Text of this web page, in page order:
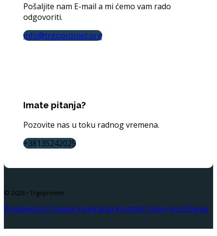
Pošaljite nam E-mail a mi ćemo vam rado
odgovoriti.
info@trgopromet.org
Imate pitanja?
Pozovite nas u toku radnog vremena.
+38135242025
© 2026 • Trgopromet
Prodavnica O nama Inspiracija Kontakt Uslovi korišćenja